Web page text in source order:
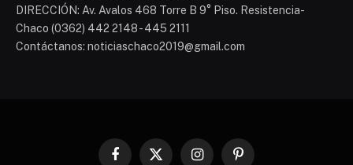
DIRECCIÓN: Av. Avalos 468 Torre B 9° Piso. Resistencia-
Chaco (0362) 442 2148 - 445 2111
Contáctanos: noticiaschaco2019@gmail.com
Facebook
X InstagramPinterest